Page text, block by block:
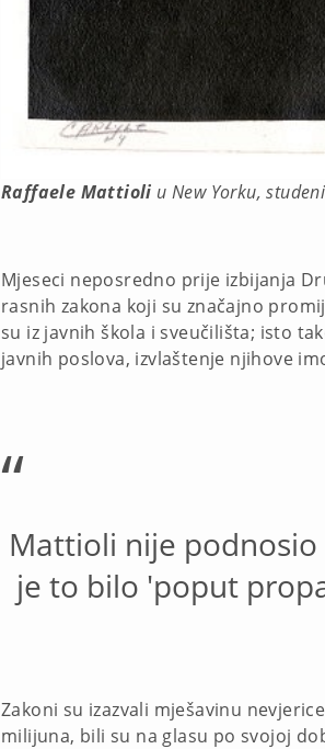
Raffaele Mattioli u New Yorku,
Mjeseci neposredno prije izbijanja
rasnih zakona koji su značajno
su iz javnih škola i sveučilišta; isto
javnih poslova, izvlaštenje njihove
“
Mattioli nije
je to bilo 'poput
Zakoni su izazvali mješavinu
milijuna, bili su na glasu po svojoj